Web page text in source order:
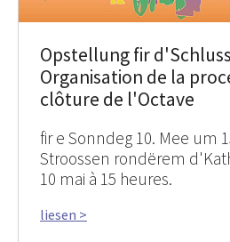
Opstellung fir
Organisation de la
clôture de l'Octave
fir e Sonndeg 10. Mee um
Stroossen rondërem
10 mai à 15 heures.
liesen >